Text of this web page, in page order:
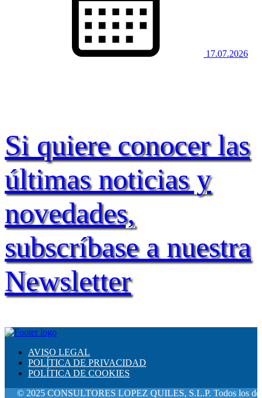
17.07.2026
Si quiere conocer las
últimas noticias y
novedades,
subscríbase a nuestra
Newsletter
AVISO LEGAL
POLÍTICA DE PRIVACIDAD
POLÍTICA DE COOKIES
2025 CONSULTORES LOPEZ QUILES, S.L.P. Todos los